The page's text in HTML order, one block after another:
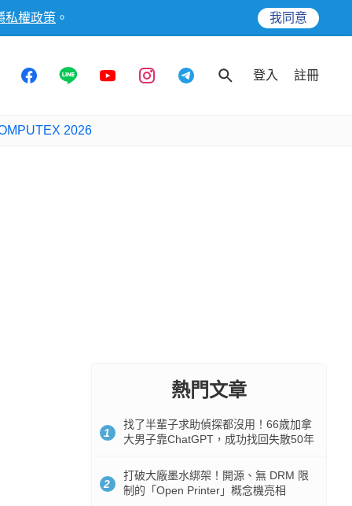
私權政策 。 我同意
登入 註冊
2026
熱門文章
1
找了半輩子求助偵探都沒用！66歲加拿
大男子靠ChatGPT，成功找回失散50年
2
打破大廠墨水綁架！開源、無 DRM 限
制的「Open Printer」概念機亮相